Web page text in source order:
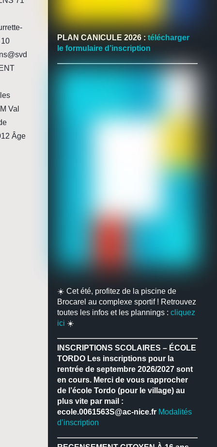
Val
Âge
PLAN CANICULE 2026 : télécharger
le formulaire d’inscription
☀️ Cet été, profitez de la piscine de
Brocarel au complexe sportif ! Retrouvez
toutes les infos et les plannings : cliquez
ici ☀️
INSCRIPTIONS SCOLAIRES – ÉCOLE
TORDOLes inscriptions pour la
rentrée de septembre 2026/2027 sont
en cours. Merci de vous rapprocher
de l’école Tordo (pour le village) au
plus vite par mail :
ecole.0061563S@ac-nice.fr Modalités
d’inscription